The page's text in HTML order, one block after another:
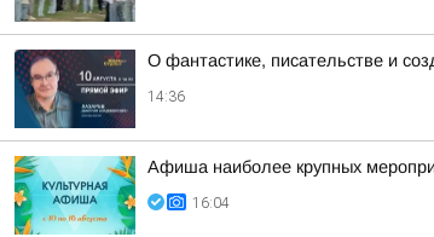
О фантастике, писательстве и
14:36
Афиша наиболее крупных
16:04